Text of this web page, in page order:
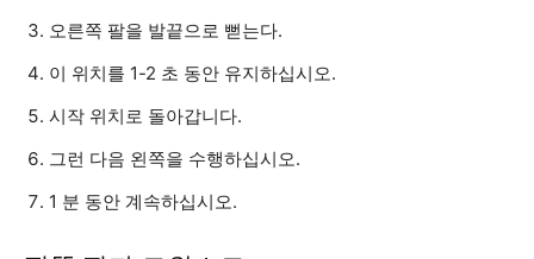
오른쪽 팔을 발끝으로 뻗는다.
이 위치를 1-2 초 동안 유지하십시오.
시작 위치로 돌아갑니다.
그런 다음 왼쪽을 수행하십시오.
1 분 동안 계속하십시오.